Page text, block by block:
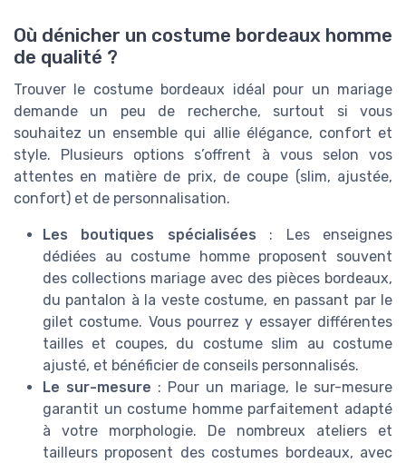
Où dénicher un costume bordeaux homme
de qualité ?
Trouver le costume bordeaux idéal pour un mariage
demande un peu de recherche, surtout si vous
souhaitez un ensemble qui allie élégance, confort et
style. Plusieurs options s’offrent à vous selon vos
attentes en matière de prix, de coupe (slim, ajustée,
confort) et de personnalisation.
Les boutiques spécialisées : Les enseignes
dédiées au costume homme proposent souvent
des collections mariage avec des pièces bordeaux,
du pantalon à la veste costume, en passant par le
gilet costume. Vous pourrez y essayer différentes
tailles et coupes, du costume slim au costume
ajusté, et bénéficier de conseils personnalisés.
Le sur-mesure : Pour un mariage, le sur-mesure
garantit un costume homme parfaitement adapté
à votre morphologie. De nombreux ateliers et
tailleurs proposent des costumes bordeaux, avec